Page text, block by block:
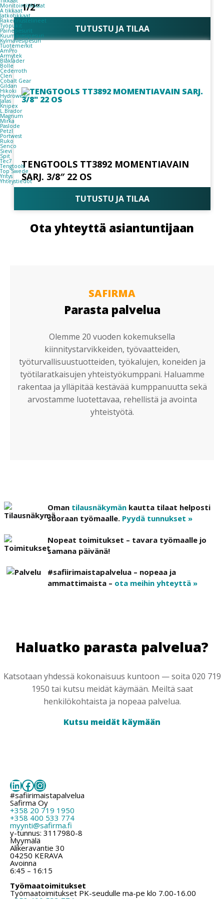
Monitoimitikkaat
A tikkaat
Jatkotikkaat
Rakennustelineet
Työpukit
Painepesurit
Kuumavesipesuri
Kylmävesipesuri
Tuotemerkit
AmPro
Armytek
Blåkläder
Bolle
Cederroth
Clen
Cobalt Gear
Gildan
Hikoki
Hydrowear
Jalas
Knipex
L.Brador
Magnum
Mirka
Paslode
Petzl
Portwest
Ruko
Senco
Sievi
Spit
Tec7
Tengtools
Top Swede
Yritys
Yhteystiedot
1/2″
TUTUSTU JA TILAA
TENGTOOLS TT3892 MOMENTIAVAIN
SARJ. 3/8″ 22 OS
TUTUSTU JA TILAA
Ota yhteyttä asiantuntijaan
SAFIRMA
Parasta palvelua
Olemme 20 vuoden kokemuksella
kiinnitystarvikkeiden, työvaatteiden,
työturvallisuustuotteiden, työkalujen, koneiden ja
työtilaratkaisujen yhteistyökumppani. Haluamme
rakentaa ja ylläpitää kestävää kumppanuutta sekä
arvostamme luotettavaa, rehellistä ja avointa
yhteistyötä.
Oman tilausnäkymän kautta tilaat helposti
suoraan työmaalle. Pyydä tunnukset »
Nopeat toimitukset – tavara työmaalle jo
samana päivänä!
#safiirimaistapalvelua – nopeaa ja
ammattimaista – ota meihin yhteyttä »
Haluatko parasta palvelua?
Katsotaan yhdessä kokonaisuus kuntoon — soita 020 719
1950 tai kutsu meidät käymään. Meiltä saat
henkilökohtaista ja nopeaa palvelua.
Kutsu meidät käymään
LinkedIn
Facebook
Instagram
#safiirimaistapalvelua
Safirma Oy
+358 20 719 1950
+358 400 533 774
myynti@safirma.fi
y-tunnus: 3117980-8
Myymälä
Alikeravantie 30
04250 KERAVA
Avoinna
6:45 – 16:15
Työmaatoimitukset
Työmaatoimitukset PK-seudulle ma-pe klo 7.00-16.00